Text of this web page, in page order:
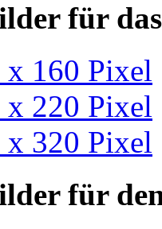
für
160 Pixel
220 Pixel
320 Pixel
für